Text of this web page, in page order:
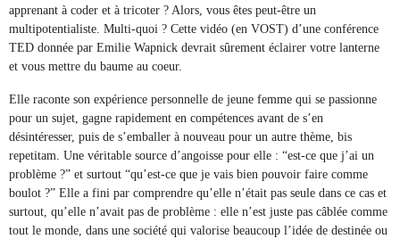
apprenant à coder et à tricoter ? Alors, vous êtes peut-être un
multipotentialiste. Multi-quoi ? Cette vidéo (en VOST) d’une conférence
TED donnée par Emilie Wapnick devrait sûrement éclairer votre lanterne
et vous mettre du baume au coeur.
Elle raconte son expérience personnelle de jeune femme qui se passionne
pour un sujet, gagne rapidement en compétences avant de s’en
désintéresser, puis de s’emballer à nouveau pour un autre thème, bis
repetitam. Une véritable source d’angoisse pour elle : “est-ce que j’ai un
problème ?” et surtout “qu’est-ce que je vais bien pouvoir faire comme
boulot ?” Elle a fini par comprendre qu’elle n’était pas seule dans ce cas et
surtout, qu’elle n’avait pas de problème : elle n’est juste pas câblée comme
tout le monde, dans une société qui valorise beaucoup l’idée de destinée ou